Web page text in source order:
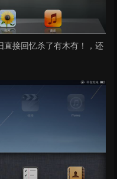
直接回忆杀了有木有！，还